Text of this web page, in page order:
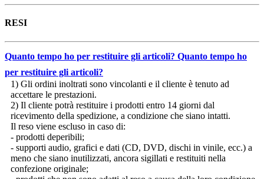
RESI
Quanto tempo ho per restituire gli articoli? Quanto tempo ho
per restituire gli articoli?
1) Gli ordini inoltrati sono vincolanti e il cliente è tenuto ad
accettare le prestazioni.
2) Il cliente potrà restituire i prodotti entro 14 giorni dal
ricevimento della spedizione, a condizione che siano intatti.
Il reso viene escluso in caso di:
- prodotti deperibili;
- supporti audio, grafici e dati (CD, DVD, dischi in vinile, ecc.) a
meno che siano inutilizzati, ancora sigillati e restituiti nella
confezione originale;